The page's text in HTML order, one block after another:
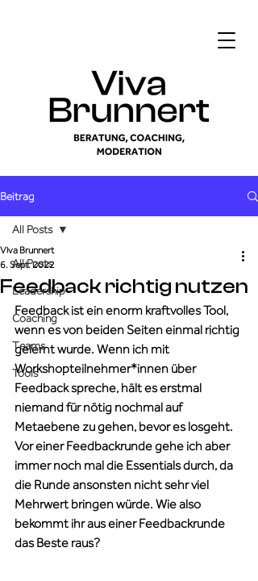
Beitrag
All Posts
Leadership
Coaching
Teams
Tools
All Posts
Feedback richtig nutzen
Viva Brunnert
6. Sept. 2022
Feedback ist ein enorm kraftvolles Tool,
wenn es von beiden Seiten einmal richtig
gelernt wurde. Wenn ich mit
Workshopteilnehmer*innen über
Feedback spreche, hält es erstmal
niemand für nötig nochmal auf
Metaebene zu gehen, bevor es losgeht.
Vor einer Feedbackrunde gehe ich aber
immer noch mal die Essentials durch, da
die Runde ansonsten nicht sehr viel
Mehrwert bringen würde. Wie also
bekommt ihr aus einer Feedbackrunde
das Beste raus?